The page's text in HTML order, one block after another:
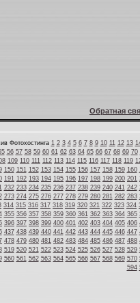
Обратная
Фотохостинга 1 2 3 4 5 6 7 8 9 10 11 12 13
56 57 58 59 60 61 62 63 64 65 66 67 68 69 70
109 110 111 112 113 114 115 116 117 118 119
150 151 152 153 154 155 156 157 158 159 160
191 192 193 194 195 196 197 198 199 200 201
232 233 234 235 236 237 238 239 240 241 242
273 274 275 276 277 278 279 280 281 282 283
314 315 316 317 318 319 320 321 322 323 324
355 356 357 358 359 360 361 362 363 364 365
396 397 398 399 400 401 402 403 404 405 406
437 438 439 440 441 442 443 444 445 446 447
478 479 480 481 482 483 484 485 486 487 488
519 520 521 522 523 524 525 526 527 528 529
560 561 562 563 564 565 566 567 568 569 570
594